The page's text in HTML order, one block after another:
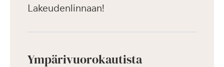
Lakeudenlinnaan!
Ympärivuorokautista